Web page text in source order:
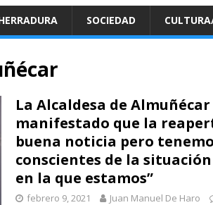
SOCIEDAD
La Alcaldesa de Almuñécar
manifestado que la
buena noticia pero
conscientes de la
en la que estamos”
febrero 9, 2021 Juan Manuel De Haro